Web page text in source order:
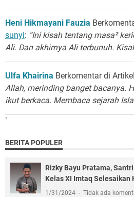
Heni Hikmayani Fauzia
sunyi: “Ini kisah tentang masa²
Ali. Dan akhirnya Ali terbunuh.
Ulfa Khairina Berkomentar di Artikel
Allah, merinding banget bacanya.
ikut berkaca. Membaca sejarah
`
BERITA POPULER
Rizky Bayu Pratama,
Kelas XI Imtaq Selesaikan
1/31/2024 Tidak ada